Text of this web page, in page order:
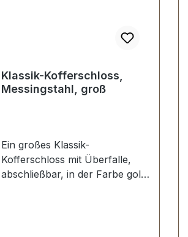
Klassik-Kofferschloss,
Messingstahl, groß
Ein großes Klassik-
Kofferschloss mit Überfalle,
abschließbar, in der Farbe gold